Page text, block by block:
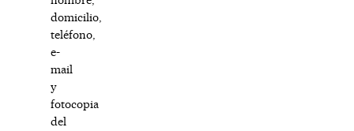
domicilio,
teléfono,
e-
mail
y
fotocopia
del